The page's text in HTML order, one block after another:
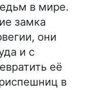
в мире.
замка
они
и с
её
в